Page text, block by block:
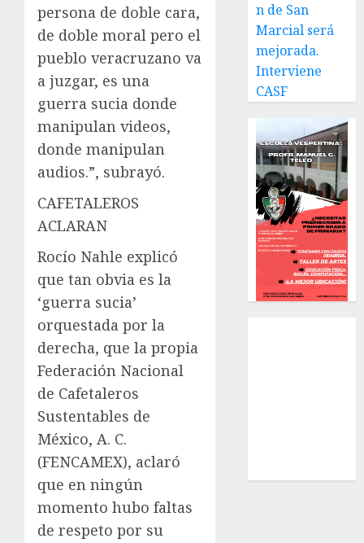
persona de doble cara,
de doble moral pero el
pueblo veracruzano va
a juzgar, es una
guerra sucia donde
manipulan videos,
donde manipulan
audios.”, subrayó.
CAFETALEROS
ACLARAN
Rocío Nahle explicó
que tan obvia es la
‘guerra sucia’
orquestada por la
derecha, que la propia
Federación Nacional
de Cafetaleros
Sustentables de
México, A. C.
(FENCAMEX), aclaró
que en ningún
momento hubo faltas
de respeto por su
n de San
Marcial será
mejorada.
Interviene
CASF